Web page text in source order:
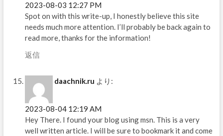
2023-08-03 12:27 PM
Spot on with this write-up, I honestly believe this site
needs much more attention. I’ll probably be back again to
read more, thanks for the information!
返信
daachnik.ru より:
2023-08-04 12:19 AM
Hey There. I found your blog using msn. This is a very
well written article. I will be sure to bookmark it and come